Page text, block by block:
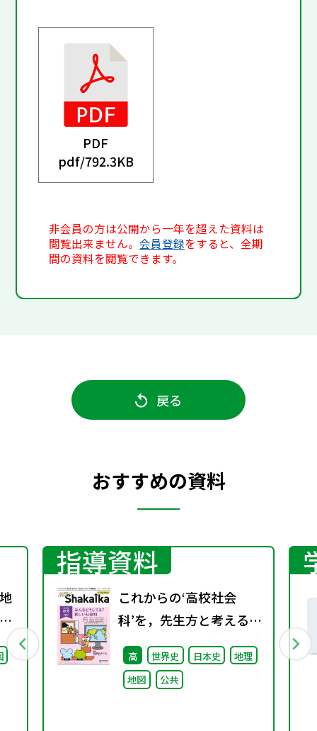
PDF
pdf/792.3KB
非会員の方は公開から一年を超えた資料は
閲覧出来ません。会員登録をすると、全期
間の資料を閲覧できます。
戻る
おすすめの資料
指導資料
これからの‘高校社会
科’を，先生方と考える機
関誌。『NEW
ShakaIka』 2024年秋
号
高 世界史 日本史
地理
地図
公共